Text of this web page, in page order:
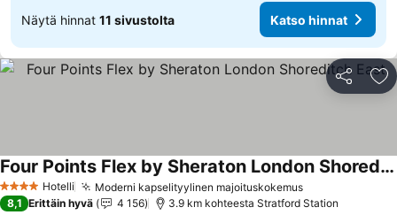
Näytä hinnat 11 sivustolta Katso hinnat
Jaa
4 Tähtiluokitus
Hotelli Moderni kapselityylinen majoituskokemus
Four Points Flex by Sheraton London Shoreditch East
8,1 Erittäin hyvä 4 156 3.9 km kohteesta Stratford Station